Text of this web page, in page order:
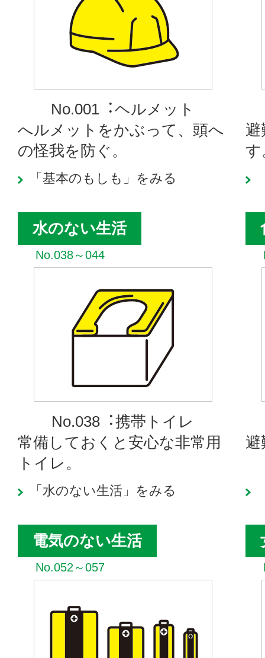
No.001︓ヘルメット
へルメットをかぶって、頭へ
の怪我を防ぐ。
「基本のもしも」をみる
す
水のない生活
No.038～044
No.038︓携帯トイレ
常備しておくと安心な非常用
トイレ。
「水のない生活」をみる
避
電気のない生活
No.052～057